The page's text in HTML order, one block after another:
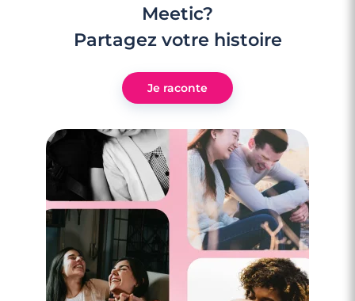
Meetic?
Partagez votre histoire
Je raconte